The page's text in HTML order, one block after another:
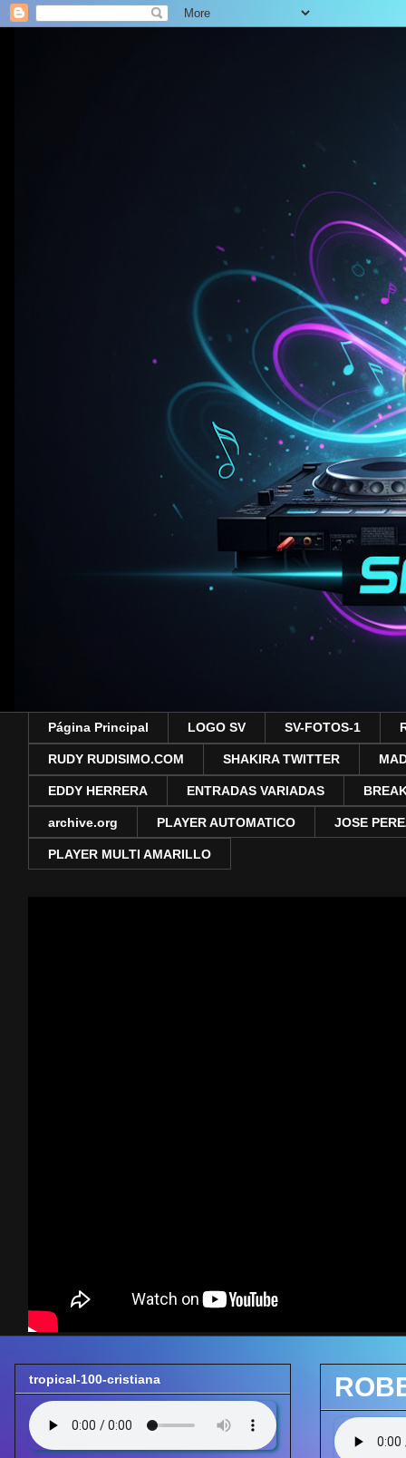
Página Principal LOGO SV SV-FOTOS-1
RUDY RUDISIMO.COM SHAKIRA TWITTER
EDDY HERRERA ENTRADAS VARIADAS
archive.org PLAYER AUTOMATICO JOSE
PLAYER MULTI AMARILLO
tropical-100-cristiana